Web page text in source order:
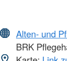
Alten- und
BRK